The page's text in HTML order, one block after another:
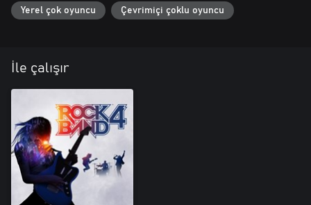
Yerel çok oyuncu Çevrimiçi çoklu oyuncu
İle çalışır